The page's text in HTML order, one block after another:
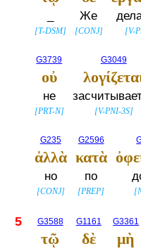
[T-DSM]
Же
[CONJ] [V-
G3739
οὐ
не
[PRT-N]
G3049
[V-PNI-3S]
G235
ἀλλὰ
но
[CONJ]
G2596
κατὰ
по
[PREP] [
5 G3588
τῷ
G1161
δὲ
G3361
μὴ